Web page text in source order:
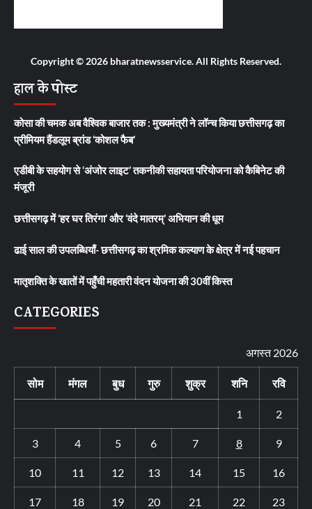
Copyright © 2026 bharatnewsservice. All Rights Reserved.
हाल के पोस्ट
कोसा की चमक अब वैश्विक बाजार तक : मुख्यमंत्री ने लॉन्च किया छत्तीसगढ़ का
प्रीमियम हैंडलूम ब्रांड ‘कोशल फैब’
एडीबी के सहयोग से ‘अंजोर लाइट’ तकनीकी सहायता परियोजना को कैबिनेट की
मंजूरी
छत्तीसगढ़ में ‘हर घर तिरंगा’ और ‘वंदे मातरम्’ अभियान की धूम
ढाई साल की उपलब्धियाँ- छत्तीसगढ़ का श्रमिक कल्याण के क्षेत्र में नई पहचान
मातृशक्ति के खातों में पहुँची महतारी वंदन योजना की 30वीं किस्त
CATEGORIES
अगस्त 2026
सोम मंगल बुध गुरु शुक्र शनि रवि
1 2
3 4 5 6 7 8 9
10 11 12 13 14 15 16
17 18 19 20 21 22 23